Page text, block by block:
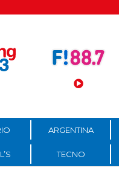
ARGENTINA
TECNO